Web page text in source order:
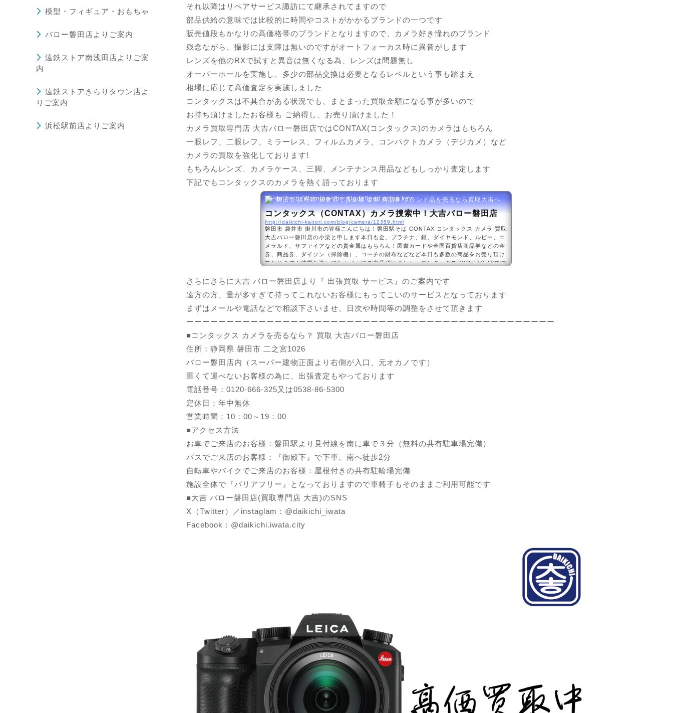
それ以降はリペアサービス諏訪にて継承されてますので
部品供給の意味では比較的に時間やコストがかかるブランドの一つです
販売値段もかなりの高価格帯のブランドとなりますので、カメラ好き憧れのブランド
残念ながら、撮影には支障は無いのですがオートフォーカス時に異音がします
レンズを他のRXで試すと異音は無くなる為、レンズは問題無し
オーバーホールを実施し、多少の部品交換は必要となるレベルという事も踏まえ
相場に応じて高価査定を実施しました
コンタックスは不具合がある状況でも、まとまった買取金額になる事が多いので
お持ち頂けましたお客様も ご納得し、お売り頂けました！
カメラ買取専門店 大吉バロー磐田店ではCONTAX(コンタックス)のカメラはもちろん
一眼レフ、二眼レフ、ミラーレス、フィルムカメラ、コンパクトカメラ（デジカメ）など
カメラの買取を強化しております!
もちろんレンズ、カメラケース、三脚、メンテナンス用品などもしっかり査定します
下記でも コンタックスのカメラを熱く語っております
磐田市 浜松市 袋井市で貴金属 金券 商品券 ブランド品を売るなら買取大吉へ
コンタックス（CONTAX）カメラ捜索中！大吉バロー磐田店
http://daikichi-kaitori.com/blog/camera/12359.html
磐田市 袋井市 掛川市の皆様こんにちは！磐田駅そば CONTAX コンタックス カメラ 買取
大吉バロー磐田店の小栗と申します本日も金、プラチナ、銀、ダイヤモンド、ルビー、エ
メラルド、サファイアなどの貴金属はもちろん！図書カードや全国百貨店商品券などの金
券、商品券、ダイソン（掃除機）、コーチの財布などなど本日も多数の商品をお売り頂け
ております！結構な激レアなカメラにご来店頂けました♬コンタックス CONTAX T3です
ですが、防湿庫保管の...
さらにさらに大吉 バロー磐田店より『 出張買取 サービス』のご案内です
遠方の方、量が多すぎて持ってこれないお客様にもってこいのサービスとなっております
まずはメールや電話などで相談下さいませ、日次や時間等の調整をさせて頂きます
ーーーーーーーーーーーーーーーーーーーーーーーーーーーーーーーーーーーーーーーーーーーーーー
■コンタックス カメラを売るなら？ 買取 大吉バロー磐田店
住所：静岡県 磐田市 二之宮1026
バロー磐田店内（スーパー建物正面より右側が入口、元オカノです）
重くて運べないお客様の為に、出張査定もやっております
電話番号：0120-666-325又は0538-86-5300
定休日：年中無休
営業時間：10：00～19：00
■アクセス方法
お車でご来店のお客様：磐田駅より見付線を南に車で３分（無料の共有駐車場完備）
バスでご来店のお客様：『御殿下』で下車、南へ徒歩2分
自転車やバイクでご来店のお客様：屋根付きの共有駐輪場完備
施設全体で『バリアフリー』となっておりますので車椅子もそのままご利用可能です
■大吉 バロー磐田店(買取専門店 大吉)のSNS
X（Twitter）／instaglam：@daikichi_iwata
Facebook：@daikichi.iwata.city
模型・フィギュア・おもちゃ
バロー磐田店よりご案内
遠鉄ストア南浅田店よりご案
内
遠鉄ストアきらりタウン店よ
りご案内
浜松駅前店よりご案内